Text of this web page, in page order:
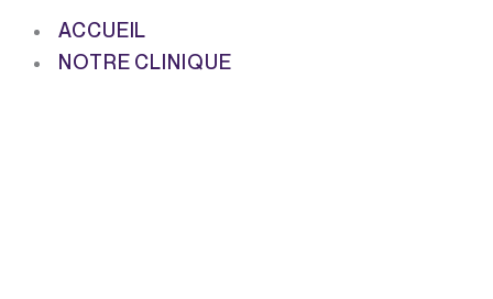
ACCUEIL
NOTRE CLINIQUE